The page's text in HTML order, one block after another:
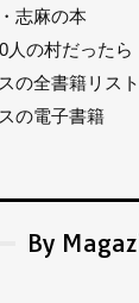
志麻の本
人の村だったら
の全書籍リスト
の電子書籍
By